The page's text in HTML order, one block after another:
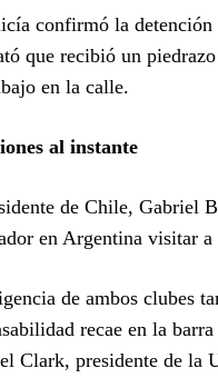
confirmó la detención
que recibió un
en la calle.
al instante
de Chile, Gabriel
en Argentina visitar
de ambos clubes
recae en la
Clark, presidente de la